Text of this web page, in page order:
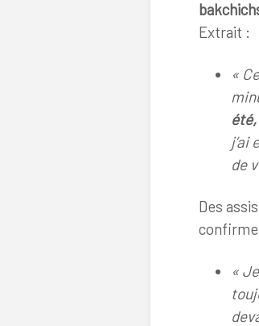
Extrait :
«
j’ai
de
Des
«